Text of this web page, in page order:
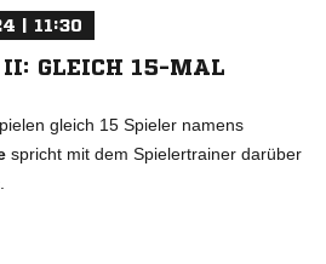
| 11:30
GLEICH 15-MAL
gleich 15 Spieler namens
spricht mit dem Spielertrainer darüber